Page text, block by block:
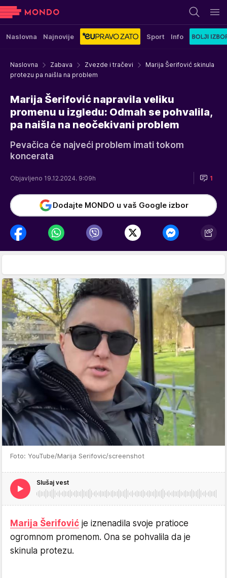
Naslovna Najnovije Sport Info
Naslovna Zabava Zvezde i tračevi
Marija Šerifović skinula
protezu pa naišla na problem
Marija Šerifović napravila veliku
promenu u izgledu: Odmah se pohvalila,
pa naišla na neočekivani problem
Pevačica će najveći problem imati tokom
koncerata
Objavljeno 19.12.2024. 9:09h 1
Dodajte MONDO u vaš Google izbor
Foto: YouTube/Marija Serifovic/screenshot
Slušaj vest
Marija Šerifović je iznenadila svoje pratioce
ogromnom promenom. Ona se pohvalila da je
skinula protezu.